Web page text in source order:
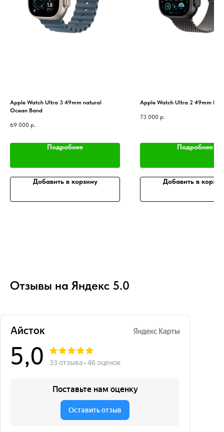
Apple Watch Ultra 3 49mm natural
Ocean Band
69 000 р.
Подробнее
Добавить в корзину
Apple Watch Ultra 2 49mm
73 000 р.
Подробнее
Добавить в
Отзывы на Яндекс 5.0